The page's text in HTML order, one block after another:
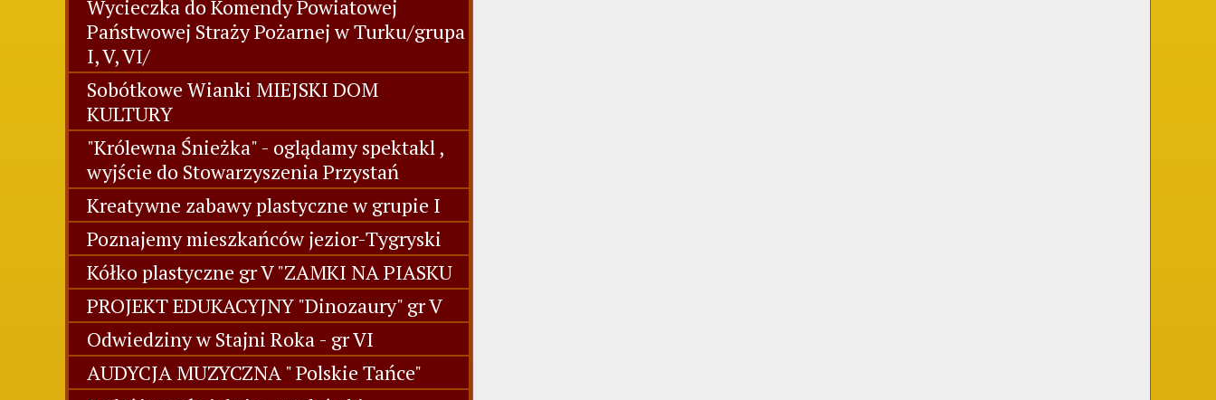
Wycieczka do Komendy Powiatowej
Państwowej Straży Pożarnej w Turku/grupa
I, V, VI/
Sobótkowe Wianki MIEJSKI DOM
KULTURY
"Królewna Śnieżka" - oglądamy spektakl ,
wyjście do Stowarzyszenia Przystań
Kreatywne zabawy plastyczne w grupie I
Poznajemy mieszkańców jezior-Tygryski
Kółko plastyczne gr V "ZAMKI NA PIASKU
PROJEKT EDUKACYJNY "Dinozaury" gr V
Odwiedziny w Stajni Roka - gr VI
AUDYCJA MUZYCZNA " Polskie Tańce"